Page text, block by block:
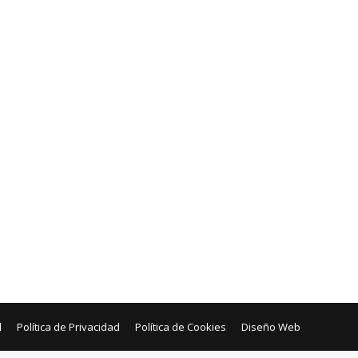
Política de Privacidad Política de Cookies Diseño Web